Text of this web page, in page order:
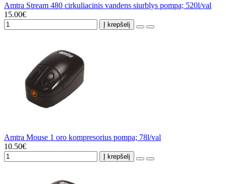
Amtra Stream 480 cirkuliacinis vandens siurblys pompa; 520l/val
15.00€
Į krepšelį
Amtra Mouse 1 oro kompresorius pompa; 78l/val
10.50€
Į krepšelį